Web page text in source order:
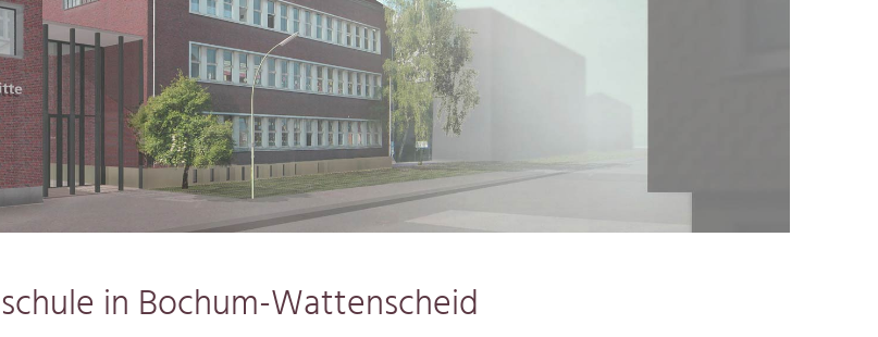
in Bochum-Wattenscheid